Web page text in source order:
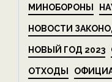
МИНОБОРОНЫ
НОВОСТИ
НОВЫЙ ГОД 2023
ОТХОДЫ